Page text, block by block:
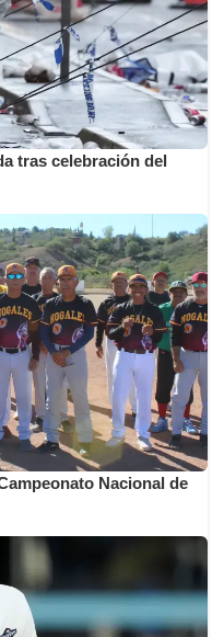
tras celebración del
Nacional de